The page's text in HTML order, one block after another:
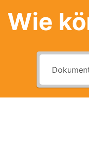
Wie